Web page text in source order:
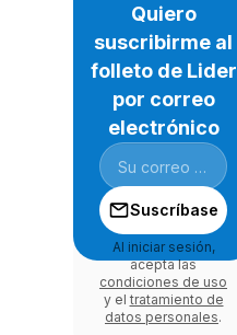
Quiero
suscribirme al
folleto de Lider
por correo
electrónico
Suscríbase
Al iniciar sesión,
acepta las
condiciones de uso
y el tratamiento de
datos personales.